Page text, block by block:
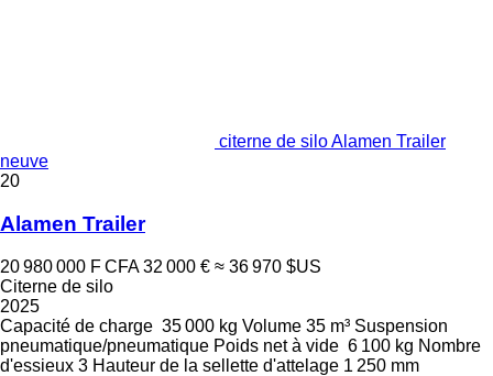
citerne de silo Alamen Trailer
neuve
20
Alamen Trailer
20 980 000 F CFA 32 000 € ≈ 36 970 $US
Citerne de silo
2025
Capacité de charge 35 000 kg Volume 35 m³ Suspension
pneumatique/pneumatique Poids net à vide 6 100 kg Nombre
d'essieux 3 Hauteur de la sellette d'attelage 1 250 mm